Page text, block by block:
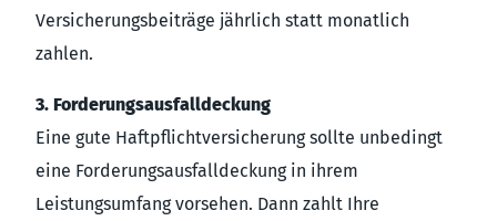
Versicherungsbeiträge jährlich statt monatlich
zahlen.
3. Forderungsausfalldeckung
Eine gute Haftpflichtversicherung sollte unbedingt
eine Forderungsausfalldeckung in ihrem
Leistungsumfang vorsehen. Dann zahlt Ihre